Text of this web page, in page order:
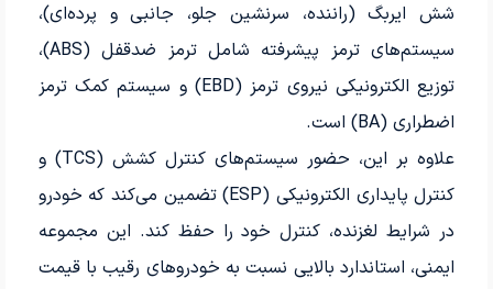
شش ایربگ (راننده، سرنشین جلو، جانبی و پرده‌ای)،
سیستم‌های ترمز پیشرفته شامل ترمز ضدقفل (ABS)،
توزیع الکترونیکی نیروی ترمز (EBD) و سیستم کمک ترمز
اضطراری (BA) است.
علاوه بر این، حضور سیستم‌های کنترل کشش (TCS) و
کنترل پایداری الکترونیکی (ESP) تضمین می‌کند که خودرو
در شرایط لغزنده، کنترل خود را حفظ کند. این مجموعه
ایمنی، استاندارد بالایی نسبت به خودروهای رقیب با قیمت